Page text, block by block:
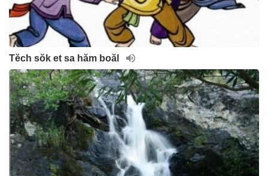
Tĕch sŏk et sa hăm boăl